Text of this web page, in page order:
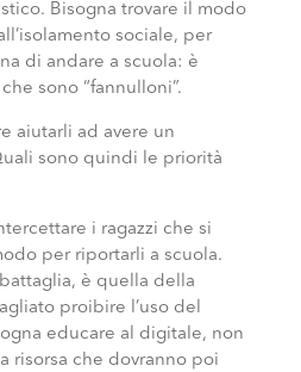
Bisogna trovare il modo
sociale, per
di andare a scuola: è
sono “fannulloni”.
aiutarli ad avere un
sono quindi le priorità
i ragazzi che si
per riportarli a scuola.
battaglia, è quella della
proibire l’uso del
educare al digitale, non
risorsa che dovranno poi